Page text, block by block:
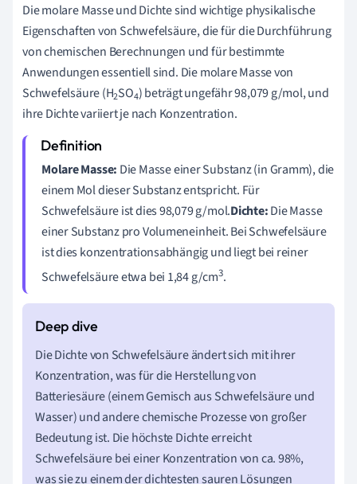
Die molare Masse und Dichte sind wichtige physikalische
Eigenschaften von Schwefelsäure, die für die Durchführung
von chemischen Berechnungen und für bestimmte
Anwendungen essentiell sind. Die molare Masse von
Schwefelsäure (H2SO4) beträgt ungefähr 98,079 g/mol, und
ihre Dichte variiert je nach Konzentration.
Molare Masse: Die Masse einer Substanz (in Gramm), die
einem Mol dieser Substanz entspricht. Für
Schwefelsäure ist dies 98,079 g/mol.Dichte:Die Masse
einer Substanz pro Volumeneinheit. Bei Schwefelsäure
ist dies konzentrationsabhängig und liegt bei reiner
Schwefelsäure etwa bei 1,84 g/cm3.
Die Dichte von Schwefelsäure ändert sich mit ihrer
Konzentration, was für die Herstellung von
Batteriesäure (einem Gemisch aus Schwefelsäure und
Wasser) und andere chemische Prozesse von großer
Bedeutung ist. Die höchste Dichte erreicht
Schwefelsäure bei einer Konzentration von ca. 98%,
was sie zu einem der dichtesten sauren Lösungen